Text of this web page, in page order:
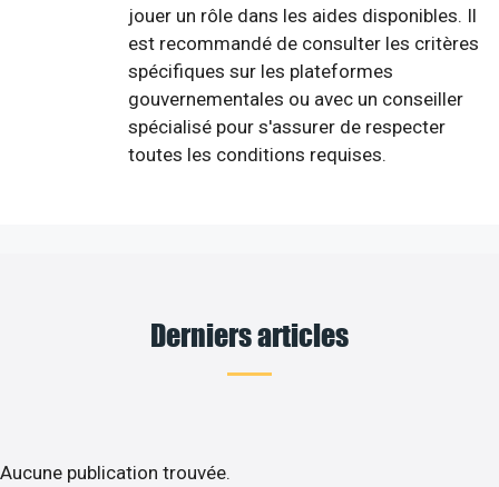
jouer un rôle dans les aides disponibles. Il
est recommandé de consulter les critères
spécifiques sur les plateformes
gouvernementales ou avec un conseiller
spécialisé pour s'assurer de respecter
toutes les conditions requises.
Derniers articles
Aucune publication trouvée.